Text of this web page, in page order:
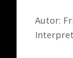
Autor: